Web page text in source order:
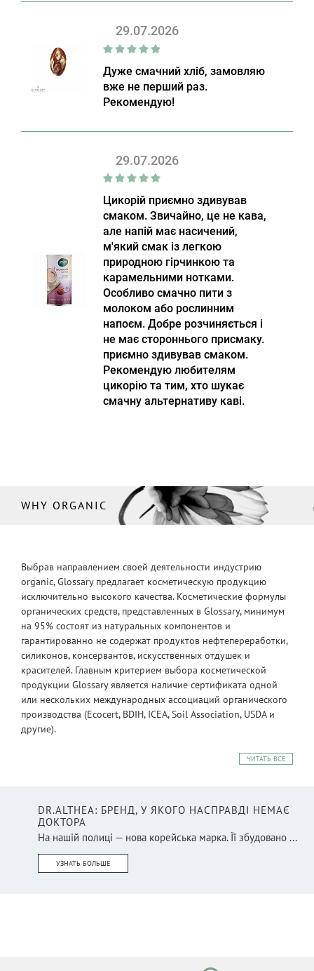
29.07.2026
Дуже смачний хліб, замовляю
вже не перший раз.
Рекомендую!
29.07.2026
Цикорій приємно здивував
смаком. Звичайно, це не кава,
але напій має насичений,
м'який смак із легкою
природною гірчинкою та
карамельними нотками.
Особливо смачно пити з
молоком або рослинним
напоєм. Добре розчиняється і
не має стороннього присмаку.
приємно здивував смаком.
Рекомендую любителям
цикорію та тим, хто шукає
смачну альтернативу каві.
WHY ORGANIC
Выбрав направлением своей деятельности индустрию
organic, Glossary предлагает косметическую продукцию
исключительно высокого качества. Косметические формулы
органических средств, представленных в Glossary, минимум
на 95% состоят из натуральных компонентов и
гарантированно не содержат продуктов нефтепереработки,
силиконов, консервантов, искусственных отдушек и
красителей. Главным критерием выбора косметической
продукции Glossary является наличие сертификата одной
или нескольких международных ассоциаций органического
производства (Ecocert, BDIH, ICEA, Soil Association, USDA и
другие).
ЧИТАТЬ ВСЕ
DR.ALTHEA: БРЕНД, У ЯКОГО НАСПРАВДІ НЕМАЄ
ДОКТОРА
На нашій полиці — нова корейська марка. Її збудовано ...
УЗНАТЬ БОЛЬШЕ